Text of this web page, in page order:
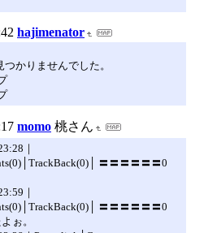
hajimenator
かりませんでした。
momo 桃さん
｜
〓〓〓〓〓〓0
｜
〓〓〓〓〓〓0
ぉ。